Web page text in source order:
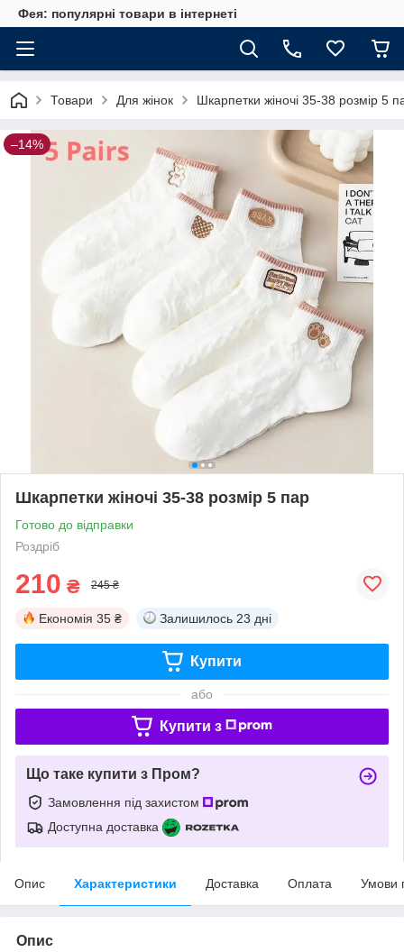
Фея: популярні товари в інтернеті
Товари Для жінок Шкарпетки жіночі 35-38 розмір 5
–14%
Шкарпетки жіночі 35-38 розмір 5 пар
Готово до відправки
Роздріб
210 ₴ 245 ₴
Економія 35 ₴ Залишилось 23 дні
Купити
або
Купити з
Що таке купити з Пром?
Замовлення під захистом
Доступна доставка
Опис Характеристики Доставка Оплата Умови
Опис